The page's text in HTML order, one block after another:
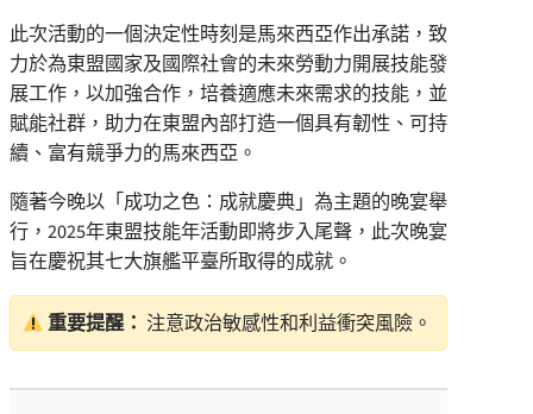
此次活動的一個決定性時刻是馬來西亞作出承諾，致
力於為東盟國家及國際社會的未來勞動力開展技能發
展工作，以加強合作，培養適應未來需求的技能，並
賦能社群，助力在東盟內部打造一個具有韌性、可持
續、富有競爭力的馬來西亞。
隨著今晚以「成功之色：成就慶典」為主題的晚宴舉
行，2025年東盟技能年活動即將步入尾聲，此次晚宴
旨在慶祝其七大旗艦平臺所取得的成就。
重要提醒： 注意政治敏感性和利益衝突風險。